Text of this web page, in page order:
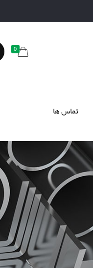
تماس ها
0